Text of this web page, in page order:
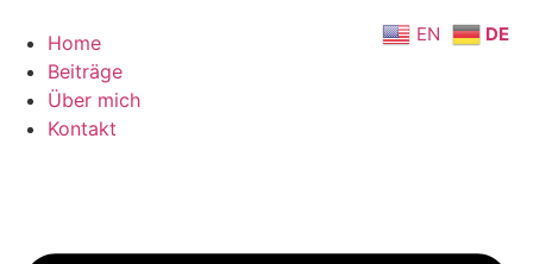
Home
Beiträge
Über mich
Kontakt
EN DE